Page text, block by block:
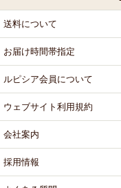
送料について
お届け時間帯指定
ルピシア会員について
ウェブサイト利用規約
会社案内
採用情報